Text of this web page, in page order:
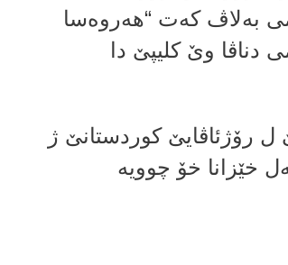
به‌لاڤ كه‌ت “هه‌روه‌سا
دناڤا وێ کلیپێ دا
ل سالا 1980 ی” ل دێرکێ ل رۆژئاڤایێ کوردستانێ ژ
10 سالییێ دا ل گەل خێزانا خۆ چوویه‌